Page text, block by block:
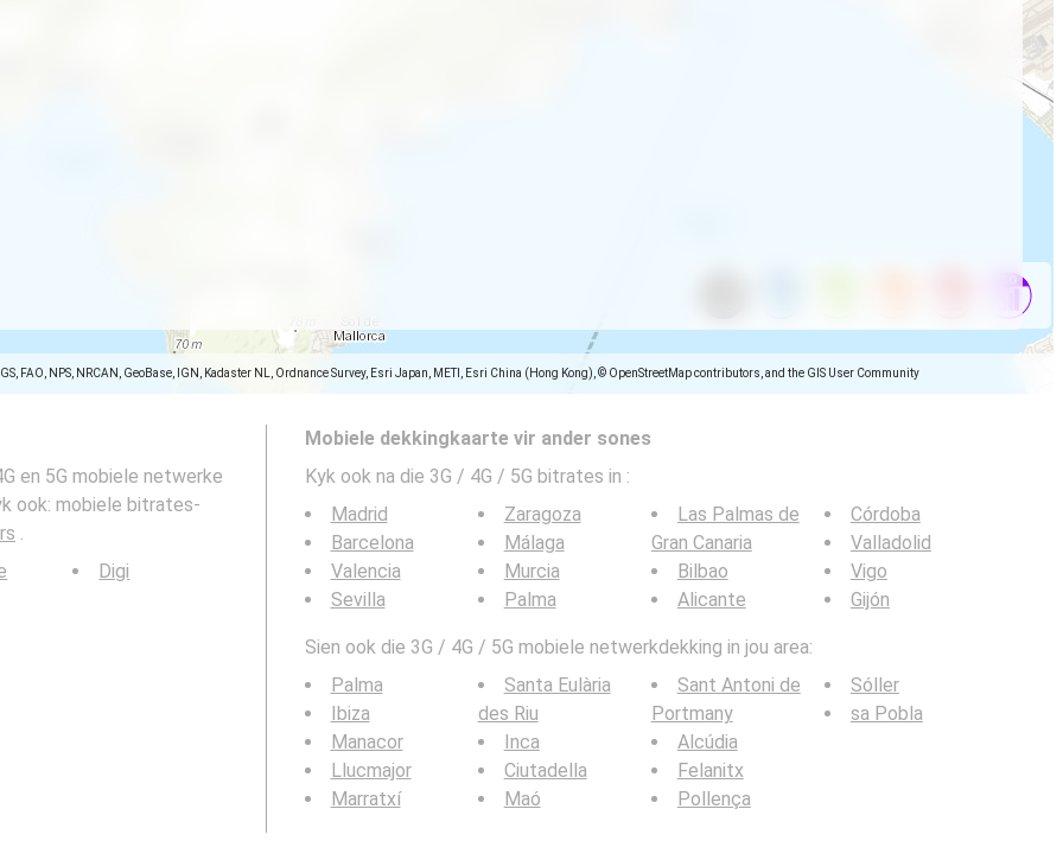
FAO, NPS, NRCAN, GeoBase, IGN, Kadaster NL, Ordnance Survey, Esri Japan, METI, Esri China (Hong Kong), © OpenStreetMap contributors, and the GIS User Community
en 5G mobiele netwerke
ook: mobiele bitrates-
.
Digi
Mobiele dekkingkaarte vir ander sones
Kyk ook na die 3G / 4G / 5G bitrates in :
Madrid
Barcelona
Valencia
Sevilla
Zaragoza
Málaga
Murcia
Palma
Las Palmas de
Gran Canaria
Bilbao
Alicante
Córdoba
Valladolid
Vigo
Gijón
Sien ook die 3G / 4G / 5G mobiele netwerkdekking in jou area:
Palma
Ibiza
Manacor
Llucmajor
Marratxí
Santa Eulària
des Riu
Inca
Ciutadella
Maó
Sant Antoni de
Portmany
Alcúdia
Felanitx
Pollença
Sóller
sa Pobla